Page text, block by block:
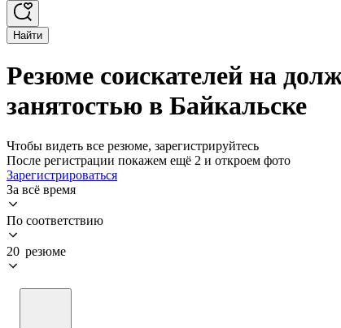
Найти
Резюме соискателей на
занятостью в Байкальске
Чтобы видеть все резюме, зарегистрируйтесь
После регистрации покажем ещё 2 и откроем фото
Зарегистрироваться
За всё время
По соответствию
20 резюме